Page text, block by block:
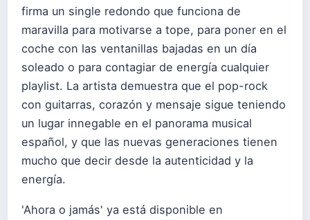
firma un single redondo que funciona de
maravilla para motivarse a tope, para poner en el
coche con las ventanillas bajadas en un día
soleado o para contagiar de energía cualquier
playlist. La artista demuestra que el pop-rock
con guitarras, corazón y mensaje sigue teniendo
un lugar innegable en el panorama musical
español, y que las nuevas generaciones tienen
mucho que decir desde la autenticidad y la
energía.
'Ahora o jamás' ya está disponible en